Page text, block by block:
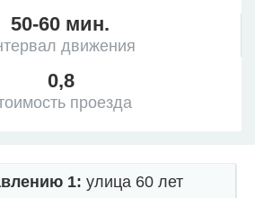
50-60 мин.
движения
0,8
проезда
1: улица 60 лет